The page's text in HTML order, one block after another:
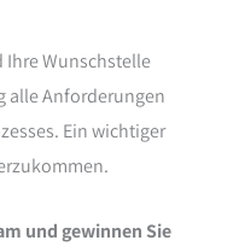
Ihre Wunschstelle
alle Anforderungen
Ein wichtiger
und gewinnen Sie